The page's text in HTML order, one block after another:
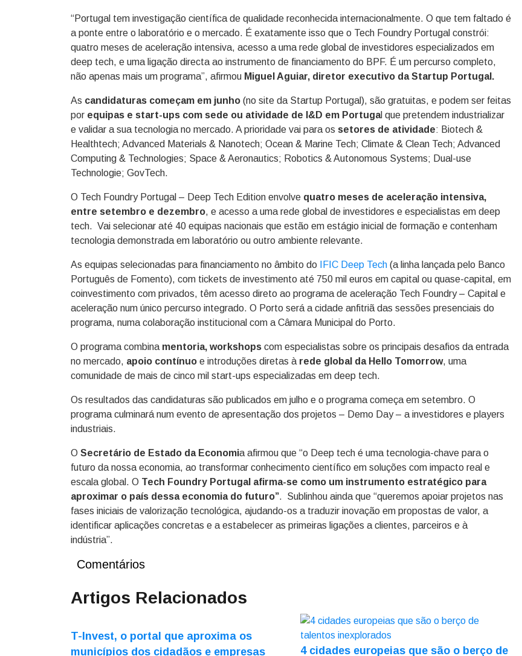
“Portugal tem investigação científica de qualidade reconhecida internacionalmente. O que tem faltado é
a ponte entre o laboratório e o mercado. É exatamente isso que o Tech Foundry Portugal constrói:
quatro meses de aceleração intensiva, acesso a uma rede global de investidores especializados em
deep tech, e uma ligação directa ao instrumento de financiamento do BPF. É um percurso completo,
não apenas mais um programa”, afirmou Miguel Aguiar, diretor executivo da Startup Portugal.
As candidaturas começam em junho (no site da Startup Portugal), são gratuitas, e podem ser feitas
por equipas e start-ups com sede ou atividade de I&D em Portugal que pretendem industrializar
e validar a sua tecnologia no mercado. A prioridade vai para os setores de atividade: Biotech &
Healthtech; Advanced Materials & Nanotech; Ocean & Marine Tech; Climate & Clean Tech; Advanced
Computing & Technologies; Space & Aeronautics; Robotics & Autonomous Systems; Dual-use
Technologie; GovTech.
O Tech Foundry Portugal – Deep Tech Edition envolve quatro meses de aceleração intensiva,
entre setembro e dezembro, e acesso a uma rede global de investidores e especialistas em deep
tech. Vai selecionar até 40 equipas nacionais que estão em estágio inicial de formação e contenham
tecnologia demonstrada em laboratório ou outro ambiente relevante.
As equipas selecionadas para financiamento no âmbito do IFIC Deep Tech (a linha lançada pelo Banco
Português de Fomento), com tickets de investimento até 750 mil euros em capital ou quase-capital, em
coinvestimento com privados, têm acesso direto ao programa de aceleração Tech Foundry – Capital e
aceleração num único percurso integrado. O Porto será a cidade anfitriã das sessões presenciais do
programa, numa colaboração institucional com a Câmara Municipal do Porto.
O programa combina mentoria, workshops com especialistas sobre os principais desafios da entrada
no mercado, apoio contínuo e introduções diretas à rede global da Hello Tomorrow, uma
comunidade de mais de cinco mil start-ups especializadas em deep tech.
Os resultados das candidaturas são publicados em julho e o programa começa em setembro. O
programa culminará num evento de apresentação dos projetos – Demo Day – a investidores e players
industriais.
O Secretário de Estado da Economia afirmou que “o Deep tech é uma tecnologia-chave para o
futuro da nossa economia, ao transformar conhecimento científico em soluções com impacto real e
escala global. O Tech Foundry Portugal afirma-se como um instrumento estratégico para
aproximar o país dessa economia do futuro”. Sublinhou ainda que “queremos apoiar projetos nas
fases iniciais de valorização tecnológica, ajudando-os a traduzir inovação em propostas de valor, a
identificar aplicações concretas e a estabelecer as primeiras ligações a clientes, parceiros e à
indústria”.
Comentários
Artigos Relacionados
T-Invest, o portal que aproxima os
municípios dos cidadãos e empresas
4 cidades europeias que são o berço de